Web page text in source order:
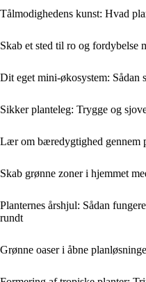
Tålmodighedens kunst: Hvad
Skab et sted til ro og fordybelse
Dit eget mini-økosystem: Sådan
Sikker planteleg: Trygge og
Lær om bæredygtighed gennem
Skab grønne zoner i hjemmet
Planternes årshjul: Sådan
rundt
Grønne oaser i åbne